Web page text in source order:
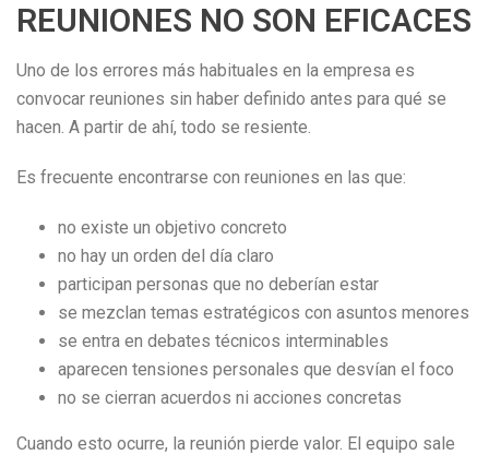
REUNIONES NO SON EFICACES
Uno de los errores más habituales en la empresa es
convocar reuniones sin haber definido antes para qué se
hacen. A partir de ahí, todo se resiente.
Es frecuente encontrarse con reuniones en las que:
no existe un objetivo concreto
no hay un orden del día claro
participan personas que no deberían estar
se mezclan temas estratégicos con asuntos menores
se entra en debates técnicos interminables
aparecen tensiones personales que desvían el foco
no se cierran acuerdos ni acciones concretas
Cuando esto ocurre, la reunión pierde valor. El equipo sale